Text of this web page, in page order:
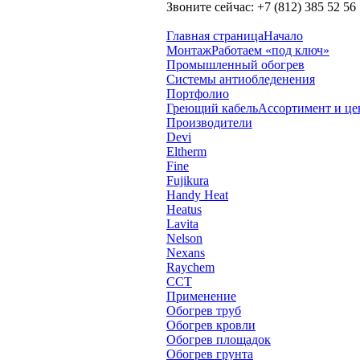
Звоните сейчас: +7 (812) 385 52 56
Главная страницаНачало
МонтажРаботаем «под ключ»
Промышленный обогрев
Системы антиобледенения
Портфолио
Греющий кабельАссортимент и
Производители
Devi
Eltherm
Fine
Fujikura
Handy Heat
Heatus
Lavita
Nelson
Nexans
Raychem
ССТ
Применение
Обогрев труб
Обогрев кровли
Обогрев площадок
Обогрев грунта